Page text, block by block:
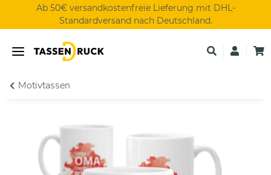
Ab 50€ versandkostenfreie Lieferung mit DHL-
Standardversand nach Deutschland.
Motivtassen